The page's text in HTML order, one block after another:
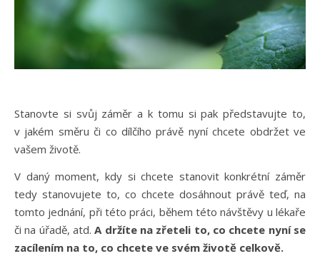
Stanovte si svůj záměr a k tomu si pak představujte to,
v jakém směru či co dílčího právě nyní chcete obdržet ve
vašem životě.
V daný moment, kdy si chcete stanovit konkrétní záměr
tedy stanovujete to, co chcete dosáhnout právě teď, na
tomto jednání, při této práci, během této návštěvy u lékaře
či na úřadě, atd.A držíte na zřeteli to, co chcete nyní se
zacílením na to, co chcete ve svém životě celkově.